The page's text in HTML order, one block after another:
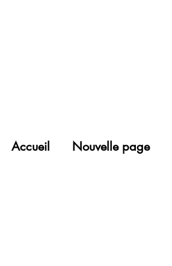
Accueil Nouvelle page